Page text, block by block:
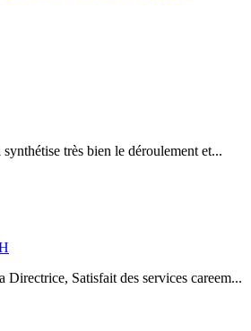
très bien le déroulement et...
Directrice, Satisfait des services careem...